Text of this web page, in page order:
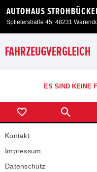
AUTOHAUS
Splieterstraße 45, 48231
Neuwagen
Angebote
Service & Zubehör
Unser Autohaus
FAHRZEUGVERGLEICH
ES SIND KEINE
Kontakt
Impressum
Datenschutz